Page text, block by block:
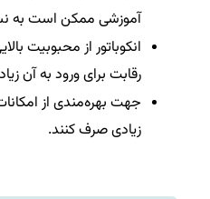
آموزشی ممکن است به
انکوباتور از محبوبیت
رقابت برای ورود به آن
جهت بهره‌مندی از
زیادی صرف کنند.